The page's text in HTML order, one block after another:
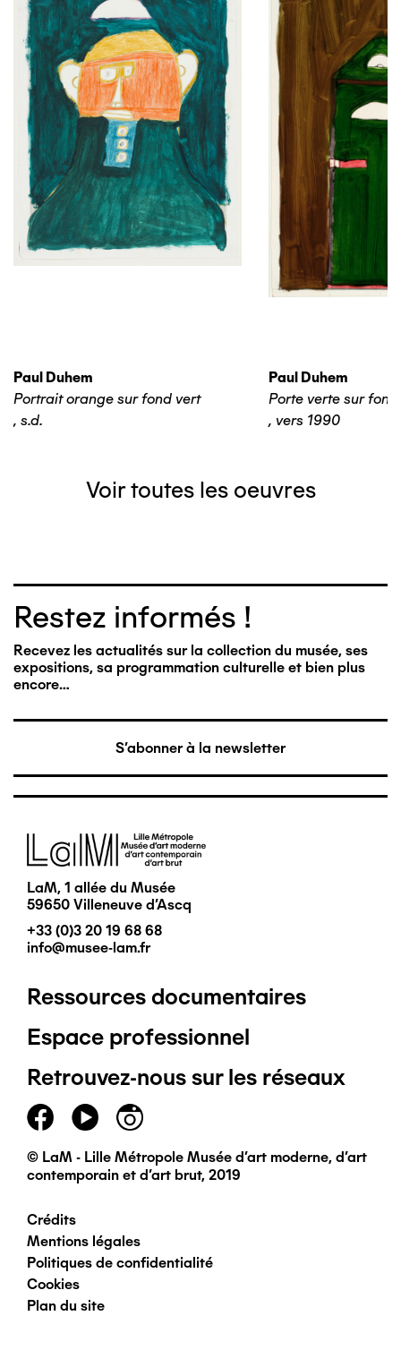
Paul Duhem
Portrait orange sur fond vert
, s.d.
Paul Duhem
Porte verte sur
, vers 1990
Voir toutes les oeuvres
Restez informés !
Recevez les actualités sur la collection du musée, ses
expositions, sa programmation culturelle et bien plus
encore…
S'abonner à la newsletter
Image
LaM, 1 allée du Musée
59650 Villeneuve d'Ascq
+33 (0)3 20 19 68 68
info@musee-lam.fr
Pied
de
page
principal
Ressources documentaires
Espace professionnel
Retrouvez-nous sur les réseaux
© LaM - Lille Métropole Musée d'art moderne, d'art
contemporain et d'art brut, 2019
Pied
de
page
Crédits
Mentions légales
Politiques de confidentialité
Cookies
Plan du site